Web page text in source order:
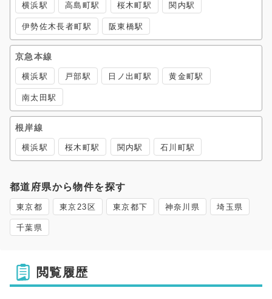
横浜駅 高島町駅 桜木町駅 関内駅
伊勢佐木長者町駅 阪東橋駅
京急本線
横浜駅 戸部駅 日ノ出町駅 黄金町駅
南太田駅
根岸線
横浜駅 桜木町駅 関内駅 石川町駅
都道府県から物件を探す
東京都 東京23区 東京都下 神奈川県 埼玉県
千葉県
閲覧履歴